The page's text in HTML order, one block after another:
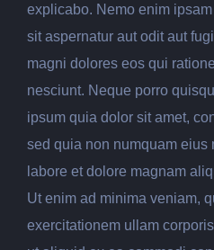
explicabo. Nemo enim
sit aspernatur aut odit aut
magni dolores eos qui
nesciunt. Neque porro
ipsum quia dolor sit amet,
sed quia non numquam eius
labore et dolore magnam
Ut enim ad minima veniam,
exercitationem ullam